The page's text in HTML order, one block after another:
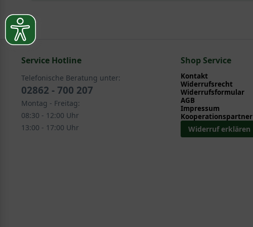
Kletterpflanzen > Waldrebe - Clematis > weitere Clematis
Service Hotline
Telefonische Beratung unter:
02862 - 700 207
Montag - Freitag:
08:30 - 12:00 Uhr
13:00 - 17:00 Uhr
Shop Service
Kontakt
Widerrufsrecht
Widerrufsformular
AGB
Impressum
Kooperationspartner
Widerruf erklären